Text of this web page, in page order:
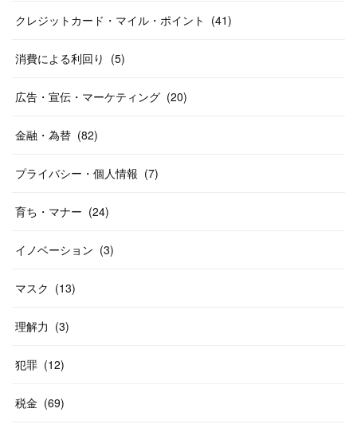
クレジットカード・マイル・ポイント (41)
消費による利回り (5)
広告・宣伝・マーケティング (20)
金融・為替 (82)
プライバシー・個人情報 (7)
育ち・マナー (24)
イノベーション (3)
マスク (13)
理解力 (3)
犯罪 (12)
税金 (69)